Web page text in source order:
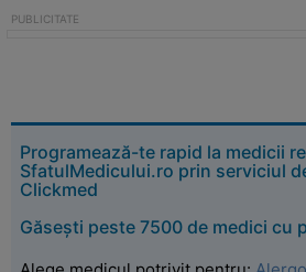
Programează-te rapid la medicii
SfatulMedicului.ro prin serviciul
Clickmed
Găsești peste 7500 de medici cu